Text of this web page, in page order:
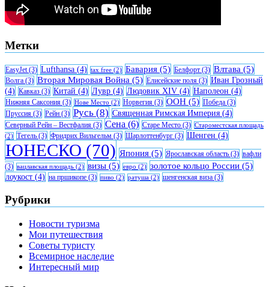
Метки
EasyJet(3) Lufthansa (4) tax free (2) Бавария (5) Белфорт (3) Влтава (5)
Волга (3) Вторая Мировая Война (5) Елисейские поля (3) Иван Грозный
(4) Кавказ (3) Китай (4) Лувр (4) Людовик XIV (4) Наполеон (4)
Нижняя Саксония (3) Нове Место (2) Норвегия (3) ООН (5) Победа (3)
Пруссия (3) Рейн (3) Русь (8) Священная Римская Империя (4)
Северный Рейн – Вестфалия (3) Сена (6) Старе Место (3) Староместская площадь
(2) Тегель (3) Фридрих Вильгельм (3) Шарлоттенбург (3) Шенген (4)
ЮНЕСКО (70) Япония (5) Ярославская область (3) вафли
(3) вацлавская площадь (2) визы (5) евро (2) золотое кольцо России (5)
лоукост (4) на пршикопе (3) пиво (2) ратуша (2) шенгенская виза (3)
Рубрики
Новости туризма
Мои путешествия
Советы туристу
Всемирное наследие
Интересный мир